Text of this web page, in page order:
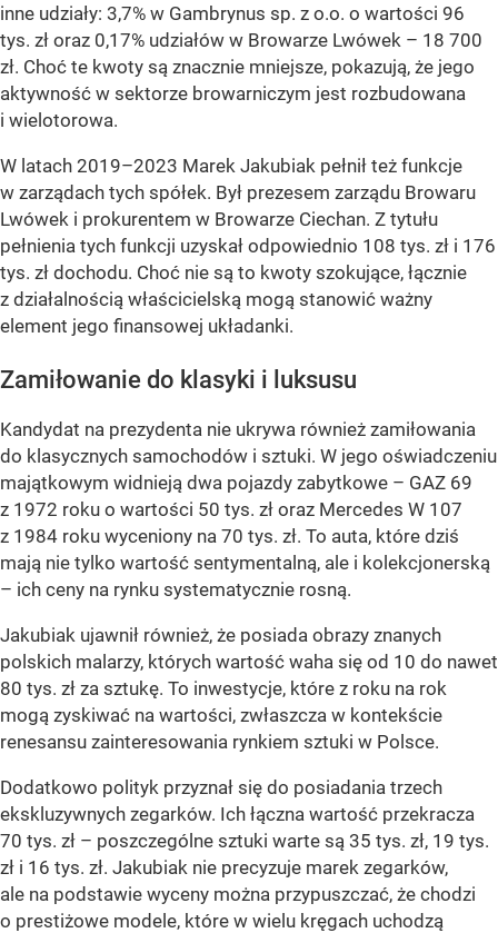
inne udziały: 3,7% w Gambrynus sp. z o.o. o wartości 96
tys. zł oraz 0,17% udziałów w Browarze Lwówek – 18 700
zł. Choć te kwoty są znacznie mniejsze, pokazują, że jego
aktywność w sektorze browarniczym jest rozbudowana
i wielotorowa.
W latach 2019–2023 Marek Jakubiak pełnił też funkcje
w zarządach tych spółek. Był prezesem zarządu Browaru
Lwówek i prokurentem w Browarze Ciechan. Z tytułu
pełnienia tych funkcji uzyskał odpowiednio 108 tys. zł i 176
tys. zł dochodu. Choć nie są to kwoty szokujące, łącznie
z działalnością właścicielską mogą stanowić ważny
element jego finansowej układanki.
Zamiłowanie do klasyki i luksusu
Kandydat na prezydenta nie ukrywa również zamiłowania
do klasycznych samochodów i sztuki. W jego oświadczeniu
majątkowym widnieją dwa pojazdy zabytkowe – GAZ 69
z 1972 roku o wartości 50 tys. zł oraz Mercedes W 107
z 1984 roku wyceniony na 70 tys. zł. To auta, które dziś
mają nie tylko wartość sentymentalną, ale i kolekcjonerską
– ich ceny na rynku systematycznie rosną.
Jakubiak ujawnił również, że posiada obrazy znanych
polskich malarzy, których wartość waha się od 10 do nawet
80 tys. zł za sztukę. To inwestycje, które z roku na rok
mogą zyskiwać na wartości, zwłaszcza w kontekście
renesansu zainteresowania rynkiem sztuki w Polsce.
Dodatkowo polityk przyznał się do posiadania trzech
ekskluzywnych zegarków. Ich łączna wartość przekracza
70 tys. zł – poszczególne sztuki warte są 35 tys. zł, 19 tys.
zł i 16 tys. zł. Jakubiak nie precyzuje marek zegarków,
ale na podstawie wyceny można przypuszczać, że chodzi
o prestiżowe modele, które w wielu kręgach uchodzą